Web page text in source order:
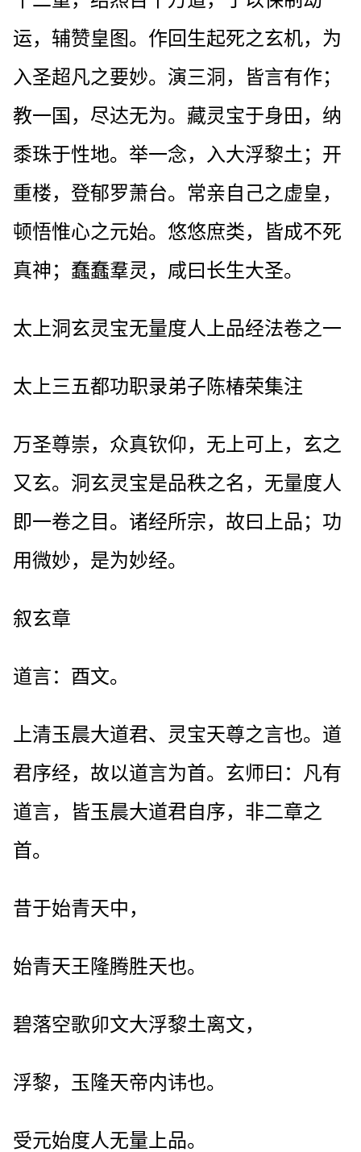
运，辅赞皇图。作回生起死之玄机，为
入圣超凡之要妙。演三洞，皆言有作；
教一国，尽达无为。藏灵宝于身田，纳
黍珠于性地。举一念，入大浮黎土；开
重楼，登郁罗萧台。常亲自己之虚皇，
顿悟惟心之元始。悠悠庶类，皆成不死
真神；蠢蠢羣灵，咸曰长生大圣。
太上洞玄灵宝无量度人上品经法卷之一
太上三五都功职录弟子陈椿荣集注
万圣尊崇，众真钦仰，无上可上，玄之
又玄。洞玄灵宝是品秩之名，无量度人
即一卷之目。诸经所宗，故曰上品；功
用微妙，是为妙经。
叙玄章
道言：酉文。
上清玉晨大道君、灵宝天尊之言也。道
君序经，故以道言为首。玄师曰：凡有
道言，皆玉晨大道君自序，非二章之
首。
昔于始青天中，
始青天王隆腾胜天也。
碧落空歌卯文大浮黎土离文，
浮黎，玉隆天帝内讳也。
受元始度人无量上品。